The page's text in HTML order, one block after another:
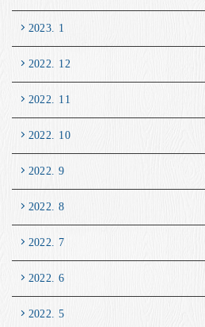
2023. 1
2022. 12
2022. 11
2022. 10
2022. 9
2022. 8
2022. 7
2022. 6
2022. 5